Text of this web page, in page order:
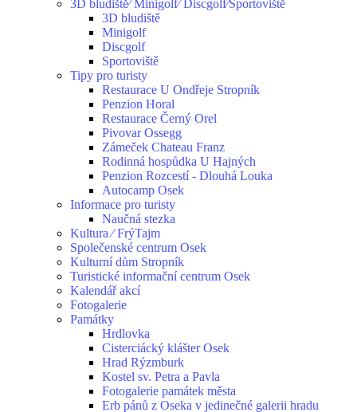
3D bludiště⁄ Minigolf⁄ Discgolf⁄Sportoviště
3D bludiště
Minigolf
Discgolf
Sportoviště
Tipy pro turisty
Restaurace U Ondřeje Stropník
Penzion Horal
Restaurace Černý Orel
Pivovar Ossegg
Zámeček Chateau Franz
Rodinná hospůdka U Hajných
Penzion Rozcestí - Dlouhá Louka
Autocamp Osek
Informace pro turisty
Naučná stezka
Kultura ⁄ FrýTajm
Společenské centrum Osek
Kulturní dům Stropník
Turistické informační centrum Osek
Kalendář akcí
Fotogalerie
Památky
Hrdlovka
Cisterciácký klášter Osek
Hrad Rýzmburk
Kostel sv. Petra a Pavla
Fotogalerie památek města
Erb pánů z Oseka v jedinečné galerii hradu